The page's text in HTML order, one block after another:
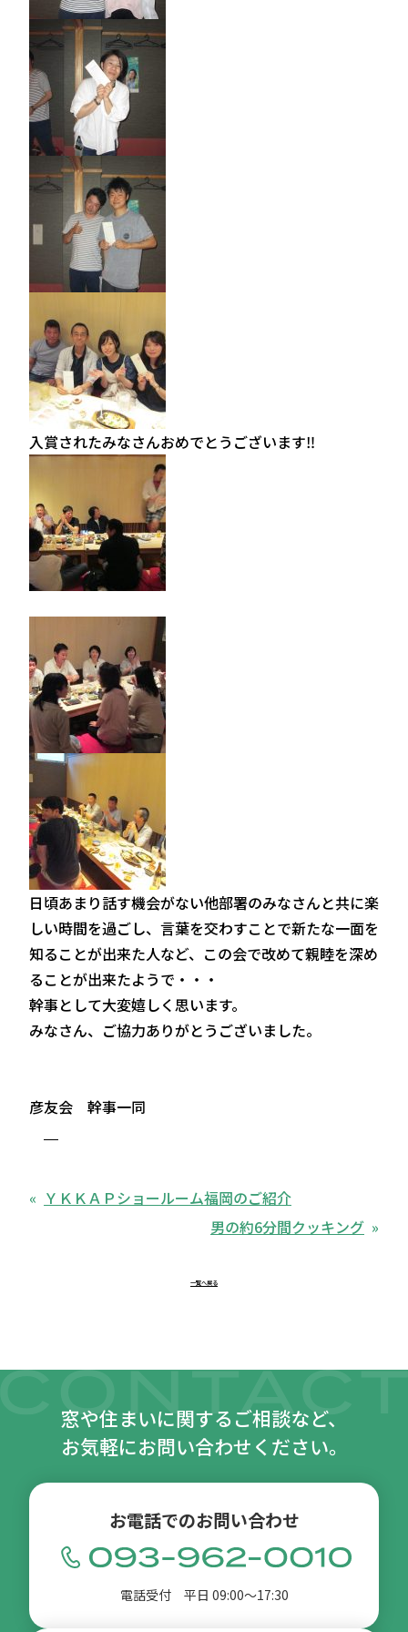
入賞されたみなさんおめでとうございます‼
日頃あまり話す機会がない他部署のみなさんと共に楽
しい時間を過ごし、言葉を交わすことで新たな一面を
知ることが出来た人など、この会で改めて親睦を深め
ることが出来たようで・・・
幹事として大変嬉しく思います。
みなさん、ご協力ありがとうございました。
彦友会 幹事一同
ＹＫＫＡＰショールーム福岡のご紹介
男の約6分間クッキング
一覧へ戻る
窓や住まいに関するご相談など、
お気軽にお問い合わせください。
お電話でのお問い合わせ
電話受付 平日 09:00〜17:30